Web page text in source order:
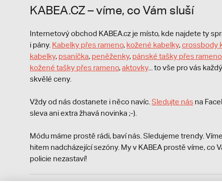
KABEA.CZ – víme, co Vám sluší
Internetový obchod KABEA.cz je místo, kde najdete ty
i pány. Kabelky přes rameno, kožené kabelky,crossbody
kabelky, psaníčka, peněženky, pánské tašky přes rameno
kožené tašky přes rameno,aktovky... to vše pro vás
skvělé ceny.
Vždy od nás dostanete i něco navíc. Sledujte nás na
sleva ani extra žhavá novinka ;-).
Módu máme prostě rádi, baví nás. Sledujeme trendy.
hitem nadcházející sezóny. My v KABEA prostě víme, co
policie nezastaví!